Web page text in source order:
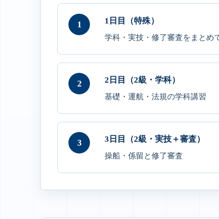
1日目（特殊）
学科・実技・修了審査をまとめ
2日目（2級・学科）
基礎・運航・法規の学科講習
3日目（2級・実技＋審査）
操船・係留と修了審査